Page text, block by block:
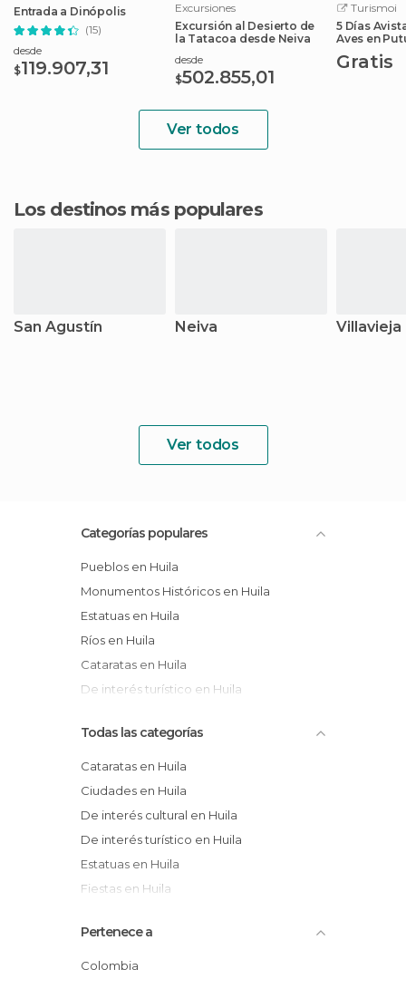
Entrada a Dinópolis
(15)
desde
$119.907,31
Excursiones
Excursión al Desierto de
la Tatacoa desde Neiva
desde
$502.855,01
Turismoi
5 Días
Aves en
Gratis
Ver todos
Los destinos más populares
San Agustín Neiva Villavieja
Ver todos
Categorías populares
Pueblos en Huila
Monumentos Históricos en Huila
Estatuas en Huila
Ríos en Huila
Cataratas en Huila
De interés turístico en Huila
Todas las categorías
Cataratas en Huila
Ciudades en Huila
De interés cultural en Huila
De interés turístico en Huila
Estatuas en Huila
Fiestas en Huila
Información Turística en Huila
Jardines en Huila
Pertenece a
Colombia